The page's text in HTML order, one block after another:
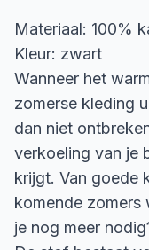
Materiaal: 100%
Kleur: zwart
Wanneer het
zomerse kleding
dan niet
verkoeling van je
krijgt. Van goede
komende zomers
je nog meer